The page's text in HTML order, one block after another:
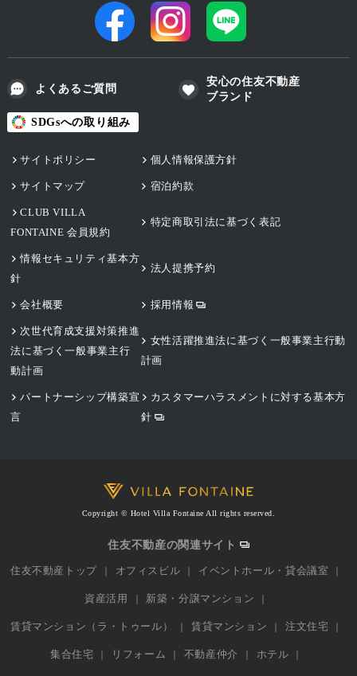
よくあるご質問
安心の住友不動産
ブランド
SDGsへの取り組み
サイトポリシー 個人情報保護方針
サイトマップ 宿泊約款
CLUB VILLA
FONTAINE 会員規約
特定商取引法に基づく表記
情報セキュリティ基本方
針
法人提携予約
会社概要 採用情報
次世代育成支援対策推進
法に基づく一般事業主行
動計画
女性活躍推進法に基づく一般事業主行動
計画
パートナーシップ構築宣
言
カスタマーハラスメントに対する基本方
針
Copyright © Hotel Villa Fontaine All rights reserved.
住友不動産の関連サイト
住友不動産トップ オフィスビル イベントホール・貸会議室
資産活用 新築・分譲マンション
賃貸マンション（ラ・トゥール） 賃貸マンション 注文住宅
集合住宅 リフォーム 不動産仲介 ホテル